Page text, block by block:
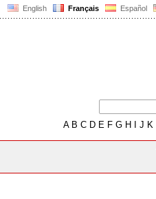
English Français Español
AB C D E F G H J K